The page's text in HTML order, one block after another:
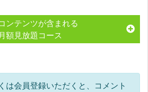
ンテンツが含まれる
額見放題コース
は会員登録いただくと、コメント